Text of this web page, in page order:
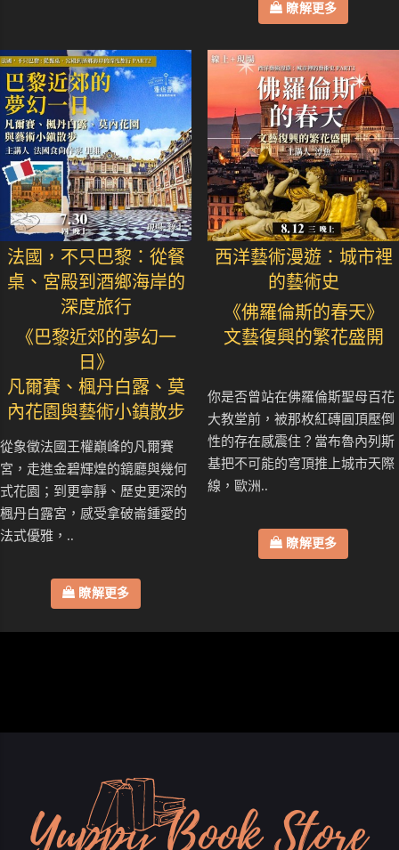
瞭解更多
法國，不只巴黎：從餐
桌、宮殿到酒鄉海岸的
深度旅行
《巴黎近郊的夢幻一
日》
凡爾賽、楓丹白露、莫
內花園與藝術小鎮散步
從象徵法國王權巔峰的凡爾賽
宮，走進金碧輝煌的鏡廳與幾何
式花園；到更寧靜、歷史更深的
楓丹白露宮，感受拿破崙鍾愛的
法式優雅，..
瞭解更多
西洋藝術漫遊：城市裡
的藝術史
《佛羅倫斯的春天》
文藝復興的繁花盛開
你是否曾站在佛羅倫斯聖母百花
大教堂前，被那枚紅磚圓頂壓倒
性的存在感震住？當布魯內列斯
基把不可能的穹頂推上城市天際
線，歐洲..
瞭解更多